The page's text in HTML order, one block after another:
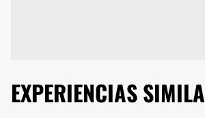
EXPERIENCIAS